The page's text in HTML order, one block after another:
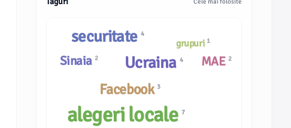
grupuri 1
Ucraina 4
Facebook 3
MAE 2
securitate 4
Sinaia 2
alegeri locale7